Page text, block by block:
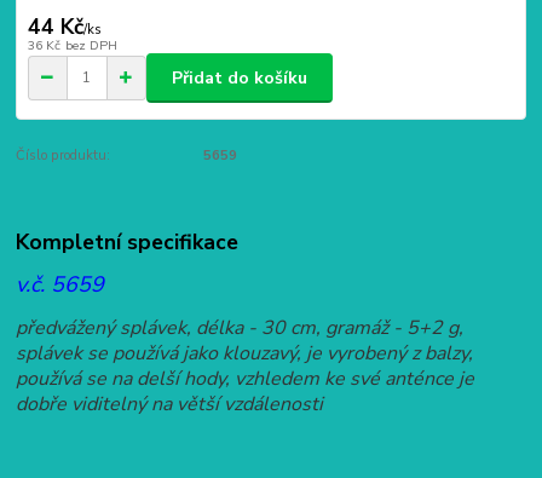
44 Kč/ks
36 Kč bez DPH
Přidat do košíku
Číslo produktu: 5659
Kompletní specifikace
v.č. 5659
předvážený splávek, délka - 30 cm, gramáž - 5+2 g,
splávek se používá jako klouzavý, je vyrobený z balzy,
používá se na delší hody, vzhledem ke své anténce je
dobře viditelný na větší vzdálenosti